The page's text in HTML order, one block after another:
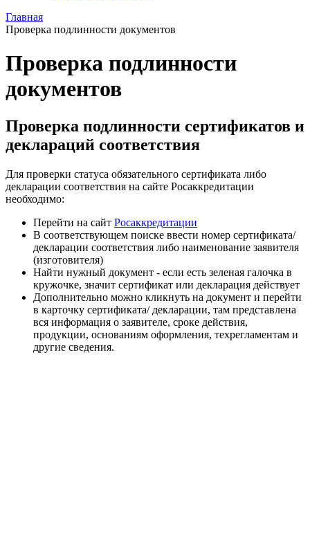
Главная
Проверка подлинности документов
Проверка подлинности
документов
Проверка подлинности сертификатов и
деклараций соответствия
Для проверки статуса обязательного сертификата либо
декларации соответствия на сайте Росаккредитации
необходимо:
Перейти на сайт Росаккредитации
В соответствующем поиске ввести номер сертификата/
декларации соответствия либо наименование заявителя
(изготовителя)
Найти нужный документ - если есть зеленая галочка в
кружочке, значит сертификат или декларация действует
Дополнительно можно кликнуть на документ и перейти
в карточку сертификата/ декларации, там представлена
вся информация о заявителе, сроке действия,
продукции, основаниям оформления, техрегламентам и
другие сведения.